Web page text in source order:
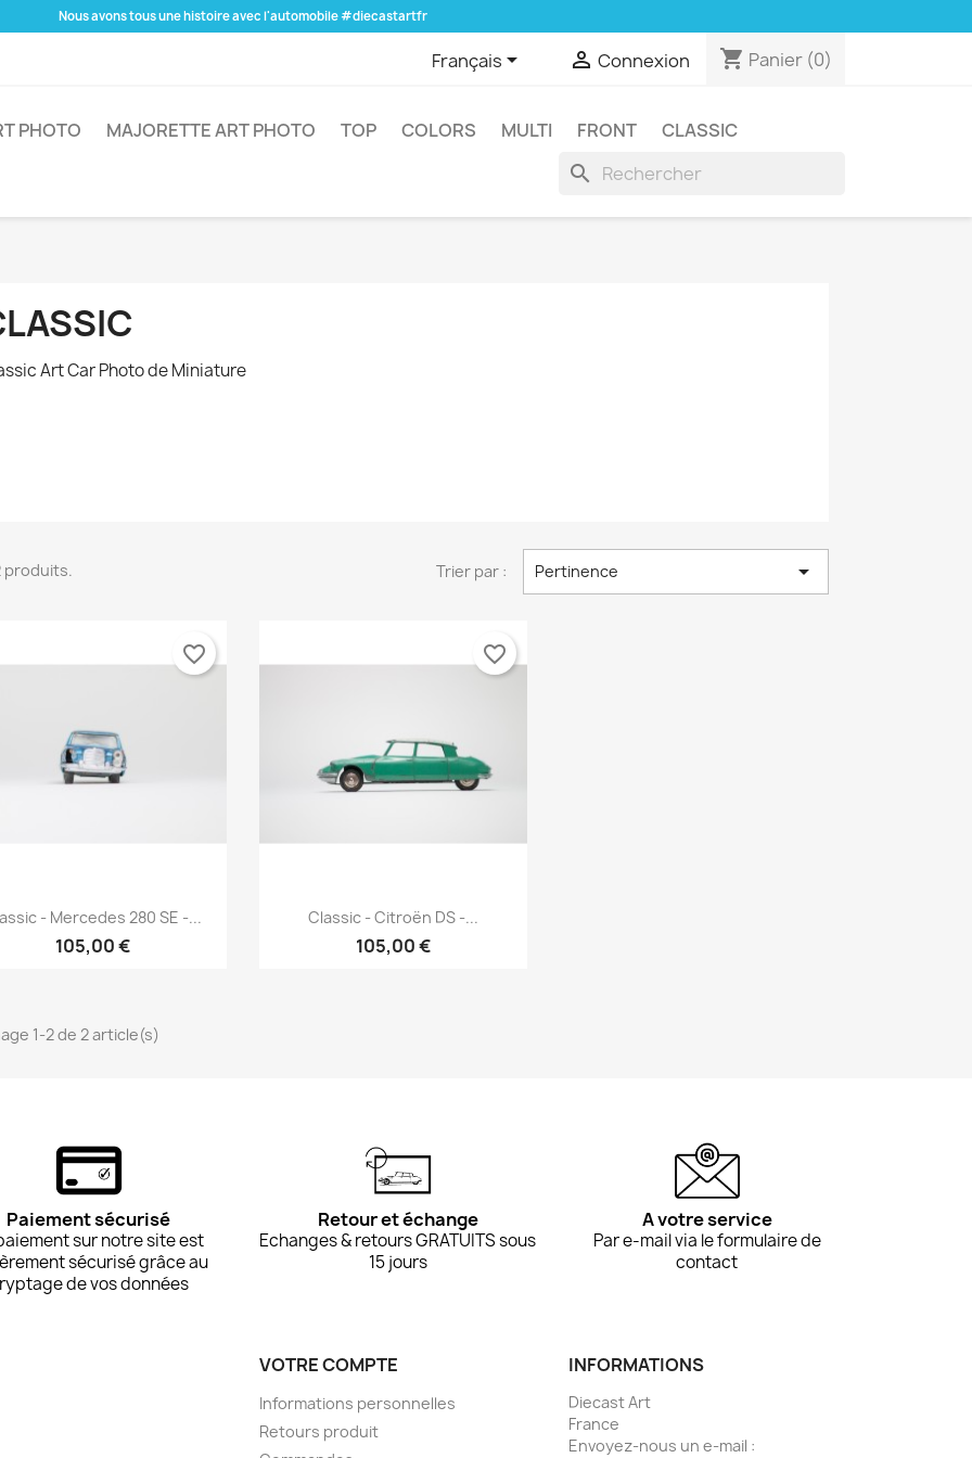
Nous avons tous une histoire avec l'automobile #diecastartfr
Français  Connexion shopping_cart Panier (0)
PHOTO MAJORETTE ART PHOTO TOP COLORS MULTI FRONT CLASSIC
search
Art Car Photo de Miniature
produits. Trier par : Pertinence 
 Aperçu rapide
- Mercedes 280 SE -...
105,00 €
favorite_border
Aperçu rapide
Classic - Citroën DS -...
105,00 €
favorite_border
1-2 de 2 article(s)
Paiement sécurisé
sur notre site est
sécurisé grâce au
de vos données
Retour et échange
Echanges & retours GRATUITS sous
15 jours
A votre service
Par e-mail via le formulaire de
contact
VOTRE COMPTE
Informations personnelles
Retours produit
INFORMATIONS
Diecast Art
France
Envoyez-nous un e-mail :